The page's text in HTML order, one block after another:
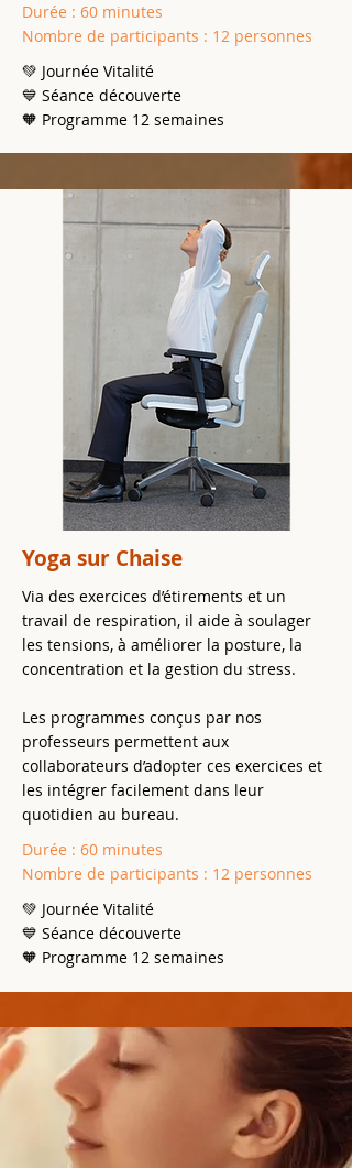
Durée : 60 minutes
Nombre de participants : 12 personnes
💚 Journée Vitalité
💙 Séance découverte
🧡 Programme 12 semaines
Yoga sur Chaise
Via des exercices d’étirements et un
travail de respiration, il aide à soulager
les tensions, à améliorer la posture, la
concentration et la gestion du stress.
Les programmes conçus par nos
professeurs permettent aux
collaborateurs d’adopter ces exercices et
les intégrer facilement dans leur
quotidien au bureau.
Durée : 60 minutes
Nombre de participants : 12 personnes
💚 Journée Vitalité
💙 Séance découverte
🧡 Programme 12 semaines